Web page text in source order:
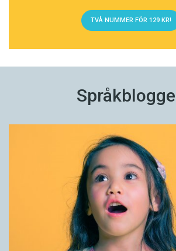
TVÅ NUMMER FÖR 129 KR!